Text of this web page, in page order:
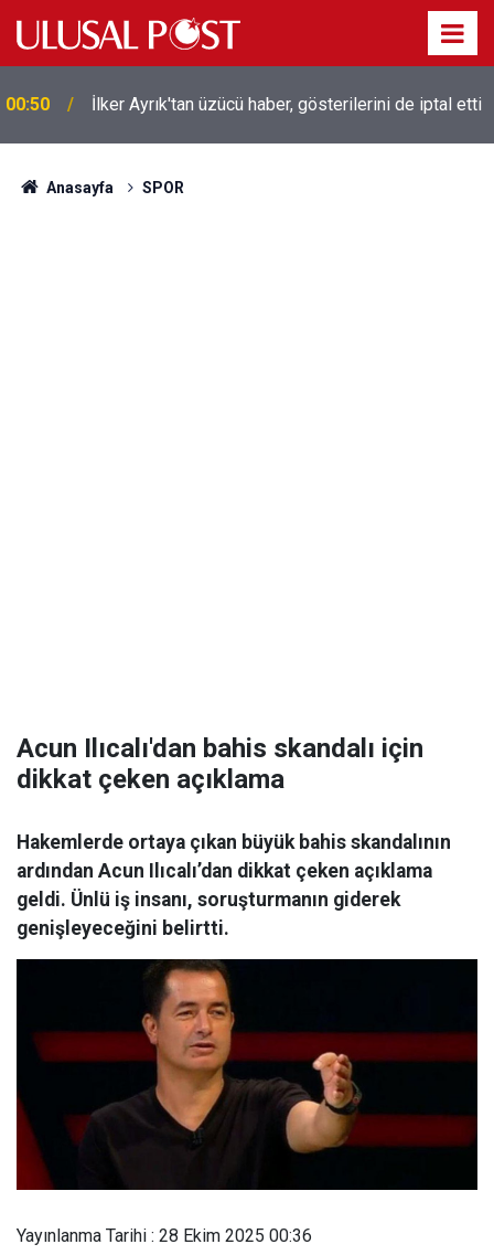
00:50
İlker Ayrık'tan üzücü haber, gösterilerini de iptal etti
00:39
Liverpool efsanesi Mısırlı yıldız Mohamed Salah
Trabzonspor ile anlaştı! Yarın geliyor
Anasayfa SPOR
Acun Ilıcalı'dan bahis skandalı için
dikkat çeken açıklama
Hakemlerde ortaya çıkan büyük bahis skandalının
ardından Acun Ilıcalı’dan dikkat çeken açıklama
geldi. Ünlü iş insanı, soruşturmanın giderek
genişleyeceğini belirtti.
Yayınlanma Tarihi : 28 Ekim 2025 00:36